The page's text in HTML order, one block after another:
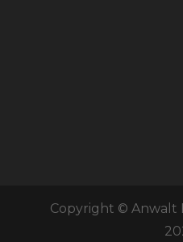
Copyright © Anwalt